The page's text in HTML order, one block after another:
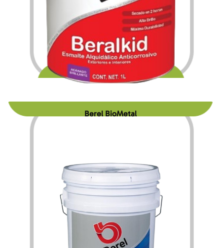
$221.40–$3,659.00
Berel BioMetal